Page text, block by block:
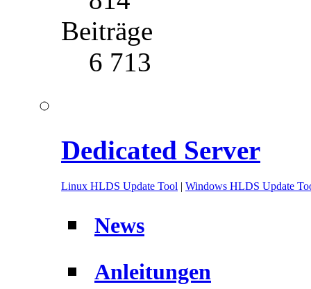
Beiträge
6 713
Dedicated Server
Linux HLDS Update Tool | Windows HLDS Update
News
Anleitungen